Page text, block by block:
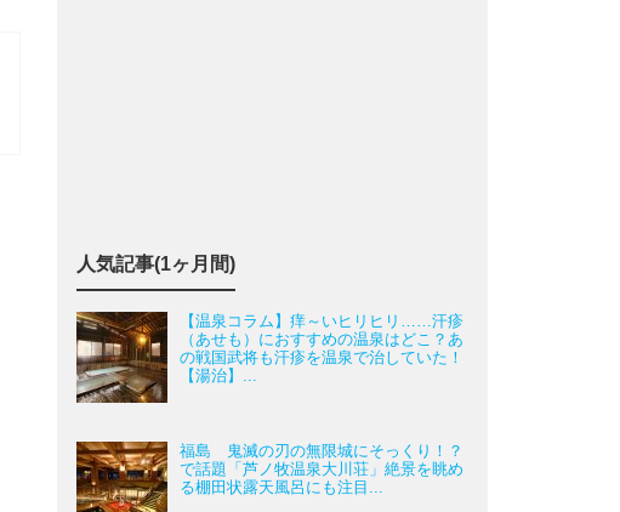
人気記事(1ヶ月間)
【温泉コラム】痒～いヒリヒリ……汗疹
（あせも）におすすめの温泉はどこ？あ
の戦国武将も汗疹を温泉で治していた！
【湯治】...
福島 鬼滅の刃の無限城にそっくり！？
で話題「芦ノ牧温泉大川荘」絶景を眺め
る棚田状露天風呂にも注目...